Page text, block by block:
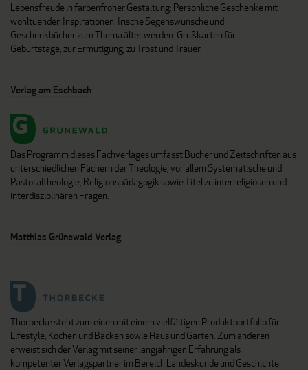
Lebensfreude in farbenfroher Gestaltung: Persönliche Geschenke mit
wohltuenden Inspirationen. Irische Segenswünsche und
Geschenkbücher zum Thema älter werden. Grußkarten für
Geburtstage, zur Ermutigung, zu Trost und Trauer.
Verlag am Eschbach
Das Programm dieses Fachverlages umfasst Bücher und Zeitschriften aus
unterschiedlichen Fächern der Theologie, vor allem Systematische und
Pastoraltheologie, Religionspädagogik sowie Titel zu interreligiösen und
interdisziplinären Fragen.
Matthias Grünewald Verlag
Thorbecke steht zum einen mit einem vielfältigen Produktportfolio für
Lifestyle, Kochen und Backen sowie Haus und Garten. Zum anderen
erweist sich der Verlag mit seiner langjährigen Erfahrung als
kompetenter Verlagspartner im Bereich Landeskunde und Geschichte.